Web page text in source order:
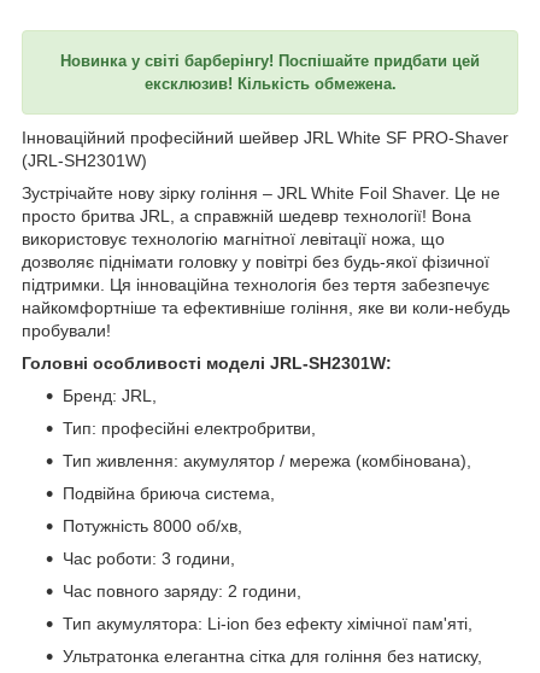
Новинка у світі барберінгу! Поспішайте придбати цей
ексклюзив! Кількість обмежена.
Інноваційний професійний шейвер JRL White SF PRO-Shaver
(JRL-SH2301W)
Зустрічайте нову зірку гоління – JRL White Foil Shaver. Це не
просто бритва JRL, а справжній шедевр технології! Вона
використовує технологію магнітної левітації ножа, що
дозволяє піднімати головку у повітрі без будь-якої фізичної
підтримки. Ця інноваційна технологія без тертя забезпечує
найкомфортніше та ефективніше гоління, яке ви коли-небудь
пробували!
Головні особливості моделі JRL-SH2301W:
Бренд: JRL,
Тип: професійні електробритви,
Тип живлення: акумулятор / мережа (комбінована),
Подвійна бриюча система,
Потужність 8000 об/хв,
Час роботи: 3 години,
Час повного заряду: 2 години,
Тип акумулятора: Li-ion без ефекту хімічної пам'яті,
Ультратонка елегантна сітка для гоління без натиску,